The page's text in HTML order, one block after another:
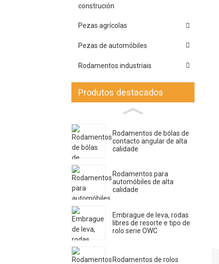
construción
Pezas agrícolas
Pezas de automóbiles
Rodamentos industriais
Produtos destacados
Rodamentos de bólas de
contacto angular de alta
calidade
Rodamentos para
automóbiles de alta
calidade
Embrague de leva, rodas
libres de resorte e tipo de
rolo serie OWC
Rodamentos de rolos